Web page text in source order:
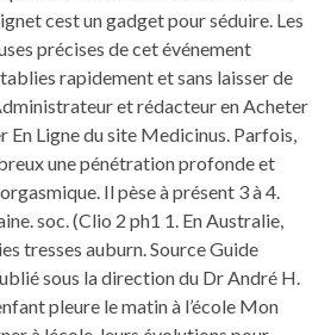
cest un gadget pour séduire. Les
précises de cet événement
rapidement et sans laisser de
et rédacteur en Acheter
En Ligne du site Medicinus. Parfois,
une pénétration profonde et
Il pèse à présent 3 à 4.
soc. (Clio 2 ph1 1. En Australie,
tresses auburn. Source Guide
sous la direction du Dr André H.
pleure le matin à l’école Mon